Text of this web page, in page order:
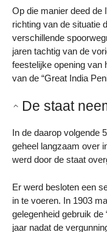
Op die manier deed de
richting van de situatie
verschillende
jaren tachtig van de
feestelijke opening van
van de “Great India
De staat
In de daarop volgende
geheel langzaam over
werd door de staat
Er werd besloten een
in te voeren. In 1903
gelegenheid gebruik de
jaar nadat de